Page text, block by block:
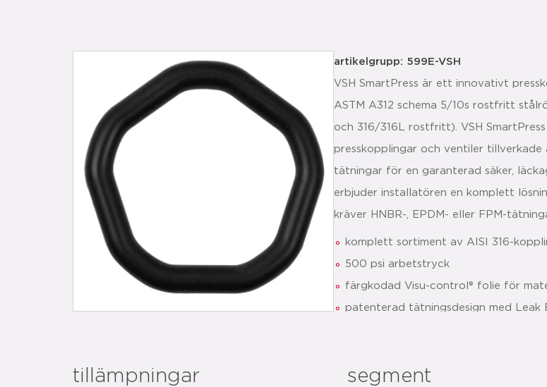
artikelgrupp: 599E-VSH
VSH SmartPress är ett innovativt
ASTM A312 schema 5/10s rostfritt
och 316/316L rostfritt). VSH
presskopplingar och ventiler
tätningar för en garanterad säker,
erbjuder installatören en komplett
kräver HNBR-, EPDM- eller FPM-
komplett sortiment av AISI 316-
500 psi arbetstryck
färgkodad Visu-control® folie för
patenterad tätningsdesign med Leak
snabb installation tack vare
tillämpningar segment